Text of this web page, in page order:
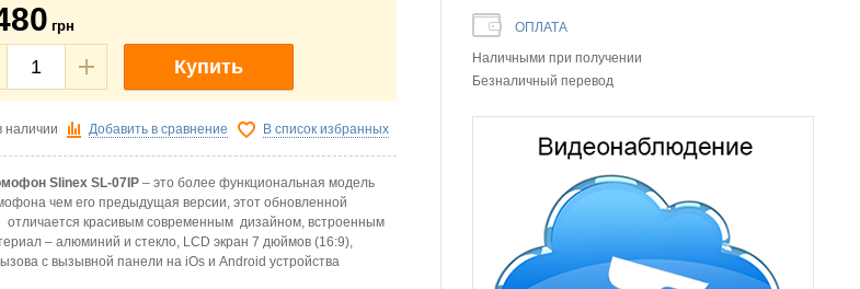
ОПЛАТА
Наличными при получении
Безналичный перевод
грн
Купить
наличии Добавить в сравнение В список избранных
Slinex SL-07IP – это более функциональная модель
чем его предыдущая версии, этот обновленной
красивым современным дизайном, встроенным
– алюминий и стекло, LCD экран 7 дюймов (16:9),
с вызывной панели на iOs и Android устройства